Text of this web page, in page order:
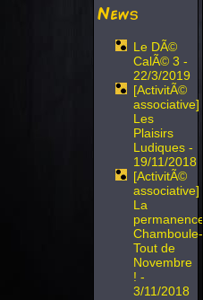
News
Le DÃ©
CalÃ© 3 -
22/3/2019
[ActivitÃ©
associative]
Les
Plaisirs
Ludiques -
19/11/2018
[ActivitÃ©
associative]
La
permanence
Chamboule-
Tout de
Novembre
! -
3/11/2018